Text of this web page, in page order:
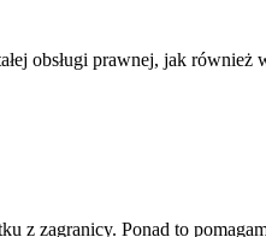
obsługi prawnej, jak
z zagranicy. Ponad to